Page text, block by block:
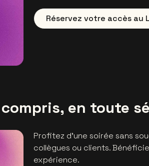
Réservez votre accès au
en toute
Profitez d’une soirée sans
collègues ou clients.
expérience.